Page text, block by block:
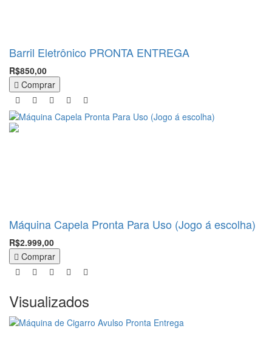
Barril Eletrônico PRONTA ENTREGA
R$850,00
Comprar
Máquina Capela Pronta Para Uso (Jogo á escolha)
R$2.999,00
Comprar
Visualizados